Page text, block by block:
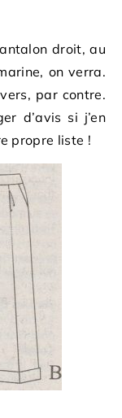
droit, au
on verra.
par contre.
d’avis si j’en
propre liste !